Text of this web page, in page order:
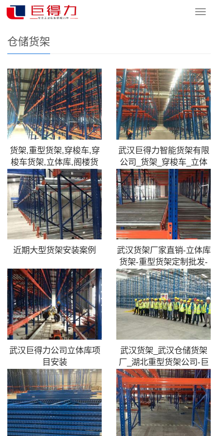
导
您的位置：网站首页
仓储货架
货架,重型货架,穿梭车,穿
梭车货架,立体库,阁楼货
武汉巨得力智能货架有限
公司_货架_穿梭车_立体
库-
近期大型货架安装案例
武汉货架厂家直销-立体库
货架-重型货架定制批发-
武
武汉巨得力公司立体库项
目安装
武汉货架_武汉仓储货架
厂_湖北重型货架公司-巨
得力